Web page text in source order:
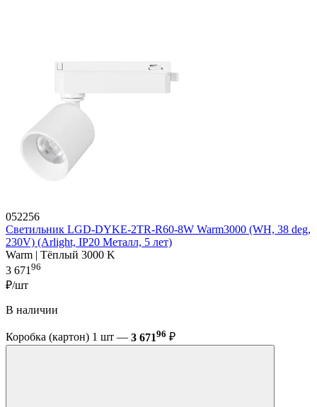
052256
Светильник LGD-DYKE-2TR-R60-8W Warm3000 (WH, 38 deg,
230V) (Arlight, IP20 Металл, 5 лет)
Warm | Тёплый 3000 K
3 67196
₽/шт
В наличии
Коробка (картон) 1 шт — 3 67196 ₽